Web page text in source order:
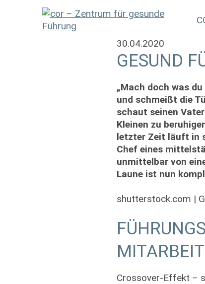
30.04.2020
GESUND
„Mach doch was
und schmeißt die
schaut seinen
Kleinen zu
letzter Zeit läuft in
Chef eines
unmittelbar von
Laune ist nun
shutterstock.com |
Crossover-Effekt –